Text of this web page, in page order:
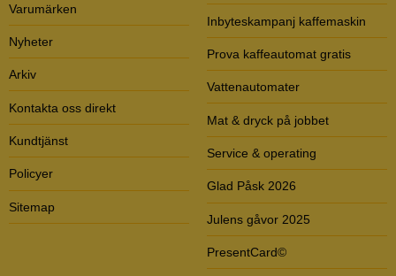
Varumärken
Nyheter
Arkiv
Kontakta oss direkt
Kundtjänst
Policyer
Sitemap
Inbyteskampanj kaffemaskin
Prova kaffeautomat gratis
Vattenautomater
Mat & dryck på jobbet
Service & operating
Glad Påsk 2026
Julens gåvor 2025
PresentCard©